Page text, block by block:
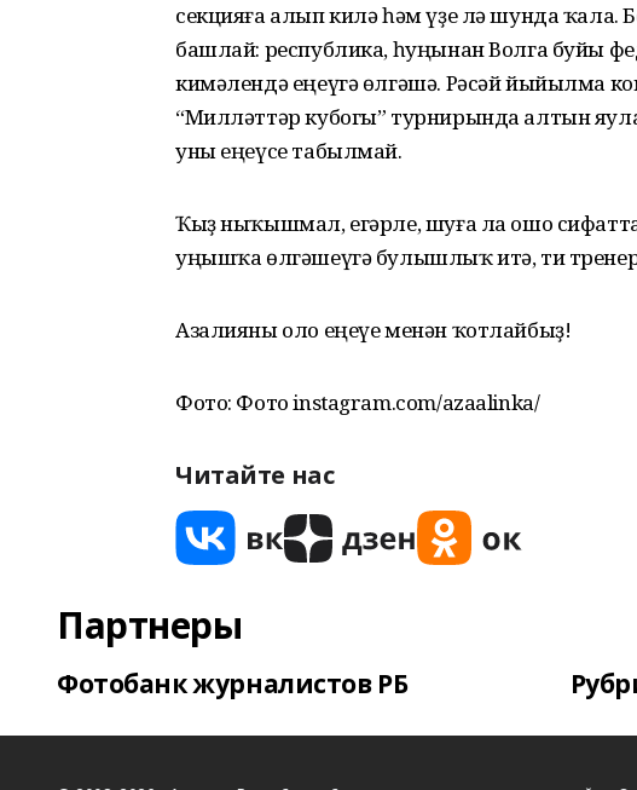
секцияға алып килә һәм үҙе лә шунда
башлай: республика, һуңынан Волга буйы
кимәлендә еңеүгә өлгәшә. Рәсәй йыйылма
“Милләттәр кубогы” турнирында алтын
уны еңеүсе табылмай.
Ҡыҙ ныҡышмал, егәрле, шуға ла ошо
уңышҡа өлгәшеүгә булышлыҡ итә, ти
Азалияны оло еңеүе менән ҡотлайбыҙ!
Фото: Фото instagram.com/azaalinka/
Читайте нас
Партнеры
Фотобанк журналистов РБ